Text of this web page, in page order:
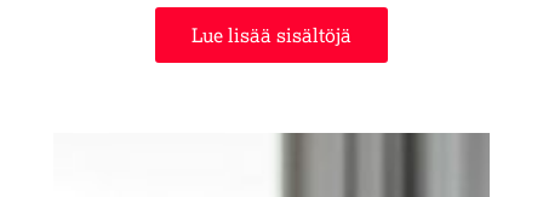
Lue lisää sisältöjä